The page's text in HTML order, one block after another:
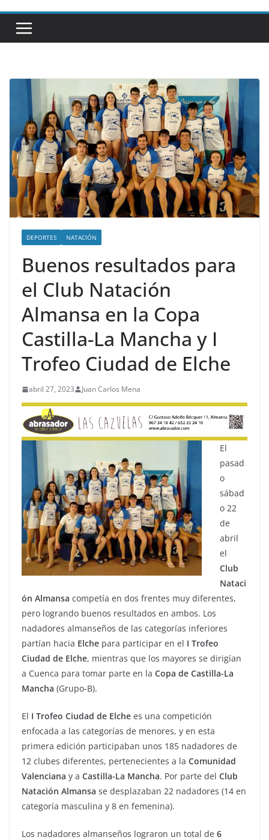
DEPORTES NATACIÓN
Buenos resultados para
el Club Natación
Almansa en la Copa
Castilla-La Mancha y I
Trofeo Ciudad de Elche
abril 27, 2023 Juan Carlos Mena
El
pasad
o
sábad
o 22
de
abril
el
Club
Nataci
ón Almansa competía en dos frentes muy diferentes,
pero logrando buenos resultados en ambos. Los
nadadores almanseños de las categorías inferiores
partían hacia Elche para participar en el I Trofeo
Ciudad de Elche, mientras que los mayores se dirigían
a Cuenca para tomar parte en la Copa de Castilla-La
Mancha (Grupo-B).
El I Trofeo Ciudad de Elche es una competición
enfocada a las categorías de menores, y en esta
primera edición participaban unos 185 nadadores de
12 clubes diferentes, pertenecientes a la Comunidad
Valenciana y a Castilla-La Mancha. Por parte del Club
Natación Almansa se desplazaban 22 nadadores (14 en
categoría masculina y 8 en femenina).
Los nadadores almanseños lograron un total de 6